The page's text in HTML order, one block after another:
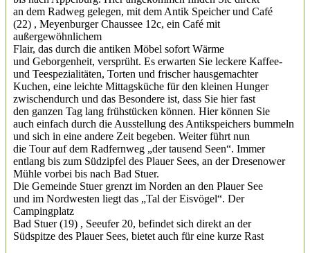
an dem Radweg gelegen, mit dem Antik Speicher und Café
(22) , Meyenburger Chaussee 12c, ein Café mit
außergewöhnlichem
Flair, das durch die antiken Möbel sofort Wärme
und Geborgenheit, versprüht. Es erwarten Sie leckere Kaffee-
und Teespezialitäten, Torten und frischer hausgemachter
Kuchen, eine leichte Mittagsküche für den kleinen Hunger
zwischendurch und das Besondere ist, dass Sie hier fast
den ganzen Tag lang frühstücken können. Hier können Sie
auch einfach durch die Ausstellung des Antikspeichers bummeln
und sich in eine andere Zeit begeben. Weiter führt nun
die Tour auf dem Radfernweg „der tausend Seen“. Immer
entlang bis zum Südzipfel des Plauer Sees, an der Dresenower
Mühle vorbei bis nach Bad Stuer.
Die Gemeinde Stuer grenzt im Norden an den Plauer See
und im Nordwesten liegt das „Tal der Eisvögel“. Der
Campingplatz
Bad Stuer (19) , Seeufer 20, befindet sich direkt an der
Südspitze des Plauer Sees, bietet auch für eine kurze Rast